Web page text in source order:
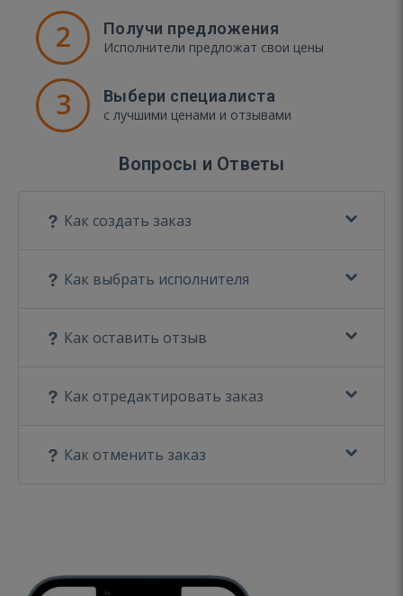
2 Получи предложения
Исполнители предложат свои цены
3 Выбери специалиста
с лучшими ценами и отзывами
Вопросы и Ответы
Как создать заказ
Как выбрать исполнителя
Как оставить отзыв
Как отредактировать заказ
Как отменить заказ